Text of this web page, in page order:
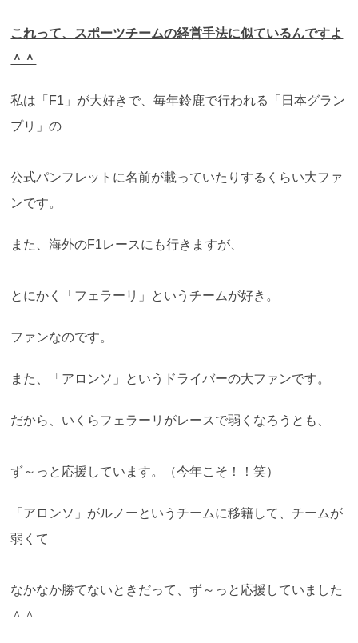
これって、スポーツチームの経営手法に似ているんですよ
＾＾
私は「F1」が大好きで、毎年鈴鹿で行われる「日本グラン
プリ」の
公式パンフレットに名前が載っていたりするくらい大ファ
ンです。
また、海外のF1レースにも行きますが、
とにかく「フェラーリ」というチームが好き。
ファンなのです。
また、「アロンソ」というドライバーの大ファンです。
だから、いくらフェラーリがレースで弱くなろうとも、
ず～っと応援しています。（今年こそ！！笑）
「アロンソ」がルノーというチームに移籍して、チームが
弱くて
なかなか勝てないときだって、ず～っと応援していました
＾＾